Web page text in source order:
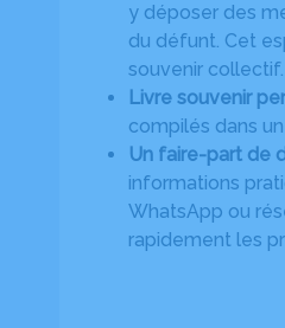
y déposer des
du défunt. Cet
souvenir collectif.
Livre souvenir
compilés dans
Un faire-part de
informations
WhatsApp ou
rapidement les